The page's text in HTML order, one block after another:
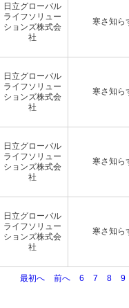
日立グローバル
ライフソリュー
ションズ株式会
社
寒さ知ら
日立グローバル
ライフソリュー
ションズ株式会
社
寒さ知ら
日立グローバル
ライフソリュー
ションズ株式会
社
寒さ知ら
日立グローバル
ライフソリュー
ションズ株式会
社
寒さ知ら
最初へ 前へ 6 7 8 9